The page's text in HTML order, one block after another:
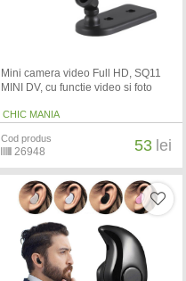
Mini camera video Full HD, SQ11
MINI DV, cu functie video si foto
CHIC MANIA
Cod produs
26948 53 lei